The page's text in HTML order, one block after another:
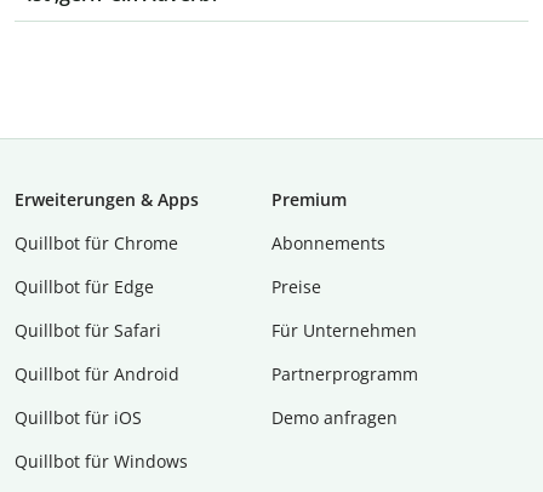
Erweiterungen & Apps
Quillbot für Chrome
Quillbot für Edge
Quillbot für Safari
Quillbot für Android
Quillbot für iOS
Quillbot für Windows
Premium
Abon­ne­ments
Preise
Für Unternehmen
Partnerprogramm
Demo anfragen